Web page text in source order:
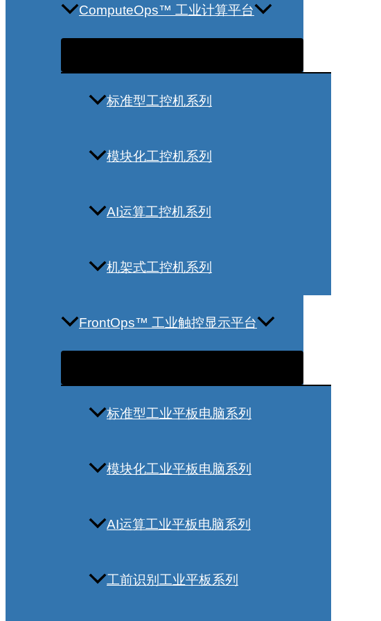
ComputeOps™ 工业计算平台
标准型工控机系列
模块化工控机系列
AI运算工控机系列
机架式工控机系列
FrontOps™ 工业触控显示平台
标准型工业平板电脑系列
模块化工业平板电脑系列
AI运算工业平板电脑系列
工前识别工业平板系列